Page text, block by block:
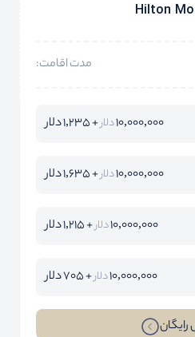
Hilton
مدت اقامت:
10,000,000دلار+ 1,235 دلار
10,000,000دلار+ 1,635 دلار
10,000,000دلار+ 1,215 دلار
10,000,000دلار+ 705 دلار